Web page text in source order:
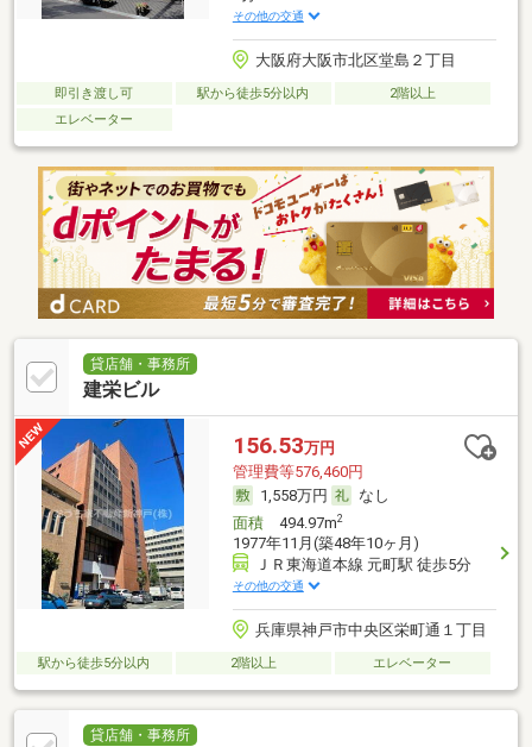
その他の交通
大阪府大阪市北区堂島２丁目
即引き渡し可 駅から徒歩5分以内
2階以上
エレベーター
貸店舗・事務所
建栄ビル
156.53万円
管理費等576,460円
1,558万円
なし
面積494.97m2
1977年11月(築48年10ヶ月)
ＪＲ東海道本線 元町駅 徒歩5分
その他の交通
兵庫県神戸市中央区栄町通１丁目
駅から徒歩5分以内 2階以上 エレベーター
貸店舗・事務所